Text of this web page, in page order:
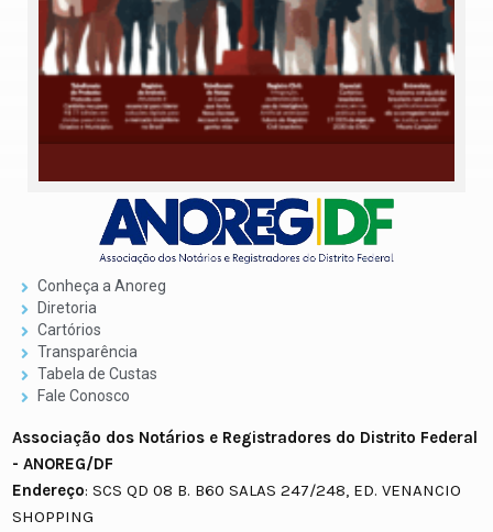
Conheça a Anoreg
Diretoria
Cartórios
Transparência
Tabela de Custas
Fale Conosco
Associação dos Notários e Registradores do Distrito Federal
- ANOREG/DF
Endereço: SCS QD 08 B. B60 SALAS 247/248, ED. VENANCIO
SHOPPING